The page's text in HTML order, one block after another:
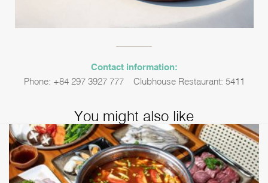
Contact information:
Phone: +84 297 3927 777 – Clubhouse Restaurant: 5411
You might also like